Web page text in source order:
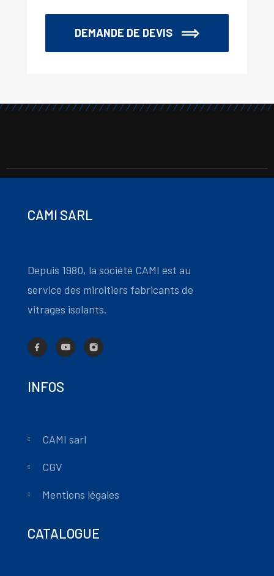
DEMANDE DE DEVIS
CAMI SARL
Depuis 1980, la société CAMI est au
service des miroitiers fabricants de
vitrages isolants.
INFOS
CAMI sarl
CGV
Mentions légales
CATALOGUE